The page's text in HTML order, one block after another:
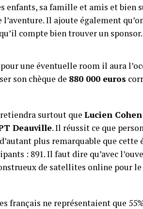
enfants, sa famille et amis et bien
l’aventure. Il ajoute également
compte bien trouver un sponsor.
une éventuelle room il aura
son chèque de 880 000 euros
surtout que Lucien
Deauville. Il réussit ce que
plus remarquable que
: 891. Il faut dire qu’avec
de satellites online pour
français ne représentaient que